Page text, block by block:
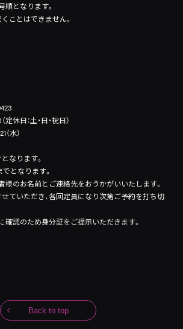
順となります。
ことはできません。
休日：土・日・祝日）
水）
なります。
となります。
様のお名前とご連絡先をおうかがいいたします。
ていただき、各回定員になり次第ご予約を打ち切
確認のため身分証をご提示いただきます。
Back to top